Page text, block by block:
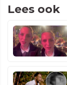
Lees ook